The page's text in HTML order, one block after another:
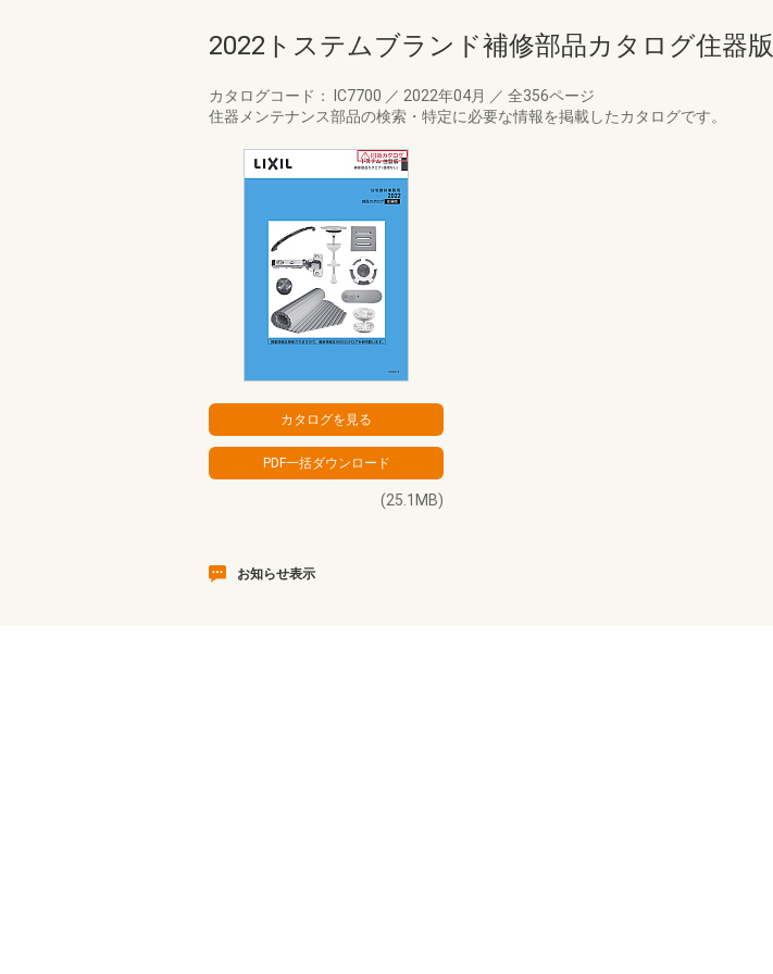
2022トステムブランド補修部品カタログ住器版
カタログコード： IC7700 ／ 2022年04月 ／ 全356ページ
住器メンテナンス部品の検索・特定に必要な情報を掲載したカタログです。
(25.1MB)
お知らせ表示